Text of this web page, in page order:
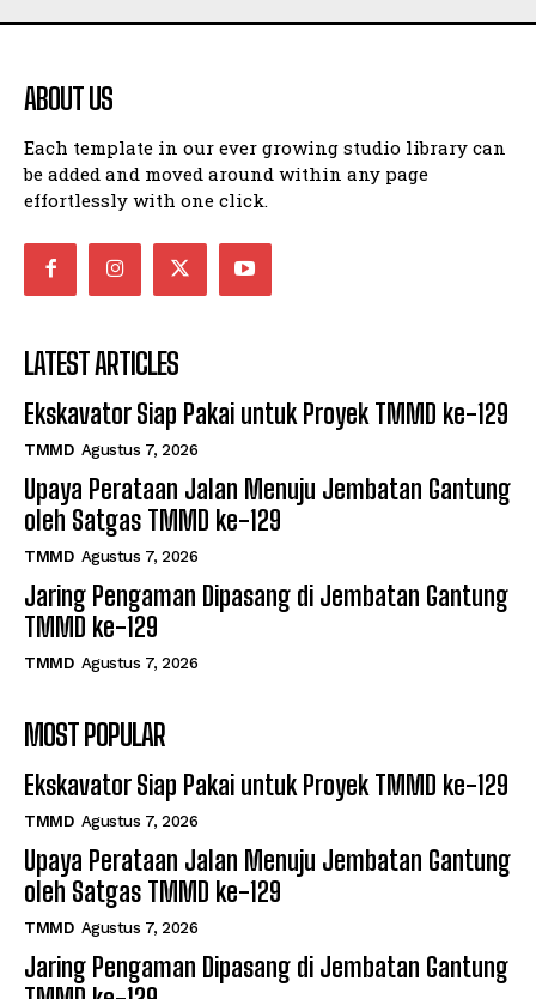
ABOUT US
Each template in our ever growing studio library can
be added and moved around within any page
effortlessly with one click.
LATEST ARTICLES
Ekskavator Siap Pakai untuk Proyek TMMD ke-129
TMMD Agustus 7, 2026
Upaya Perataan Jalan Menuju Jembatan Gantung
oleh Satgas TMMD ke-129
TMMD Agustus 7, 2026
Jaring Pengaman Dipasang di Jembatan Gantung
TMMD ke-129
TMMD Agustus 7, 2026
MOST POPULAR
Ekskavator Siap Pakai untuk Proyek TMMD ke-129
TMMD Agustus 7, 2026
Upaya Perataan Jalan Menuju Jembatan Gantung
oleh Satgas TMMD ke-129
TMMD Agustus 7, 2026
Jaring Pengaman Dipasang di Jembatan Gantung